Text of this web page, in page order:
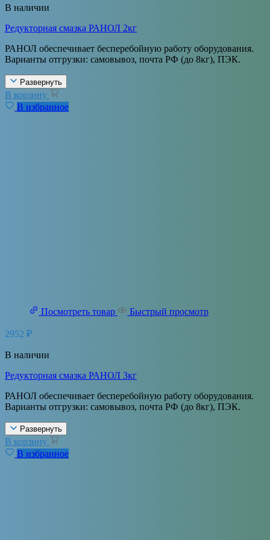
В наличии
Редукторная смазка РАНОЛ 2кг
РАНОЛ обеспечивает бесперебойную работу оборудования.
Варианты отгрузки: самовывоз, почта РФ (до 8кг), ПЭК.
Развернуть
В корзину
В избранное
Посмотреть товар Быстрый просмотр
2952 ₽
В наличии
Редукторная смазка РАНОЛ 3кг
РАНОЛ обеспечивает бесперебойную работу оборудования.
Варианты отгрузки: самовывоз, почта РФ (до 8кг), ПЭК.
Развернуть
В корзину
В избранное